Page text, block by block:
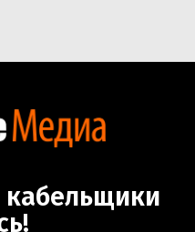
кабельщики